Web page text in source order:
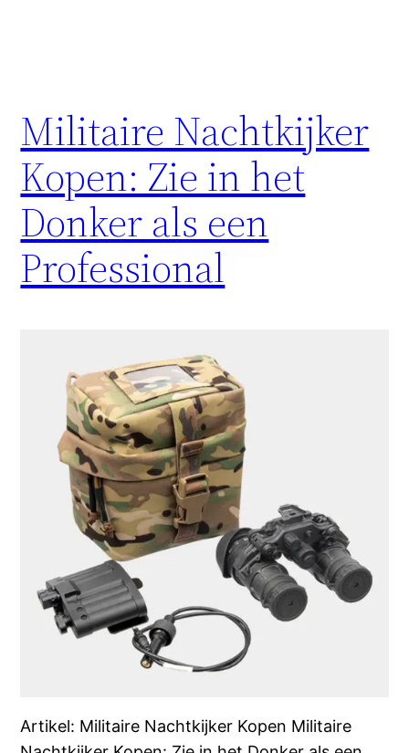
Militaire Nachtkijker
Kopen: Zie in het
Donker als een
Professional
Artikel: Militaire Nachtkijker Kopen Militaire